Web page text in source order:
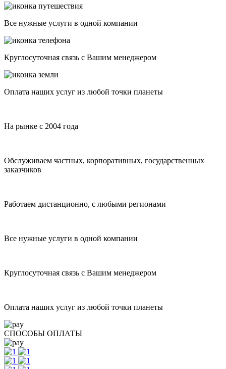
Все нужные услуги в одной компании
Круглосуточная связь с Вашим менеджером
Оплата наших услуг из любой точки планеты
На рынке с 2004 года
Обслуживаем частных, корпоративных, государственных
заказчиков
Работаем дистанционно, с любыми регионами
Все нужные услуги в одной компании
Круглосуточная связь с Вашим менеджером
Оплата наших услуг из любой точки планеты
СПОСОБЫ ОПЛАТЫ